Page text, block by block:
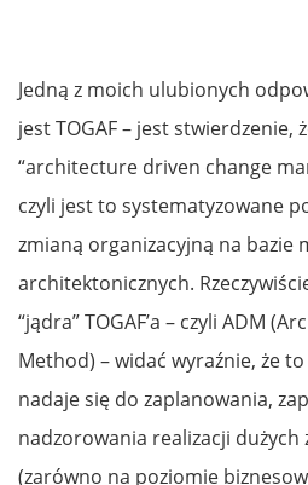
Jedną z moich ulubionych
jest TOGAF – jest stwierdzenie,
“architecture driven change
czyli jest to systematyzowane
zmianą organizacyjną na bazie
architektonicznych.
“jądra” TOGAF’a – czyli ADM
Method) – widać wyraźnie, że
nadaje się do zaplanowania,
nadzorowania realizacji
(zarówno na poziomie